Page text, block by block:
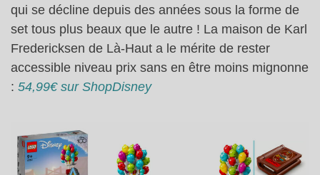
qui se décline depuis des années sous la forme de
set tous plus beaux que le autre ! La maison de Karl
Fredericksen de Là-Haut a le mérite de rester
accessible niveau prix sans en être moins mignonne
: 54,99€ sur ShopDisney